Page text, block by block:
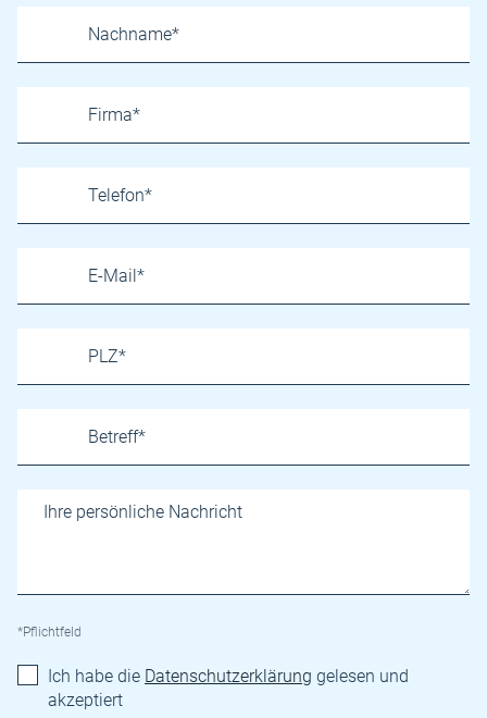
*Pflichtfeld
Ich habe die Datenschutzerklärung gelesen und
akzeptiert